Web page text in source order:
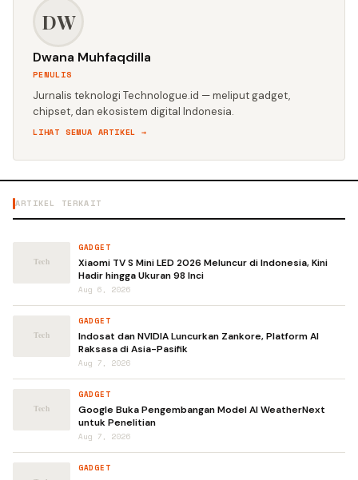
DW
Dwana Muhfaqdilla
PENULIS
Jurnalis teknologi Technologue.id — meliput gadget,
chipset, dan ekosistem digital Indonesia.
LIHAT SEMUA ARTIKEL →
ARTIKEL TERKAIT
GADGET
Xiaomi TV S Mini LED 2026 Meluncur di Indonesia, Kini
Hadir hingga Ukuran 98 Inci
Aug 6, 2026
GADGET
Indosat dan NVIDIA Luncurkan Zankore, Platform AI
Raksasa di Asia-Pasifik
Aug 7, 2026
GADGET
Google Buka Pengembangan Model AI WeatherNext
untuk Penelitian
Aug 7, 2026
GADGET